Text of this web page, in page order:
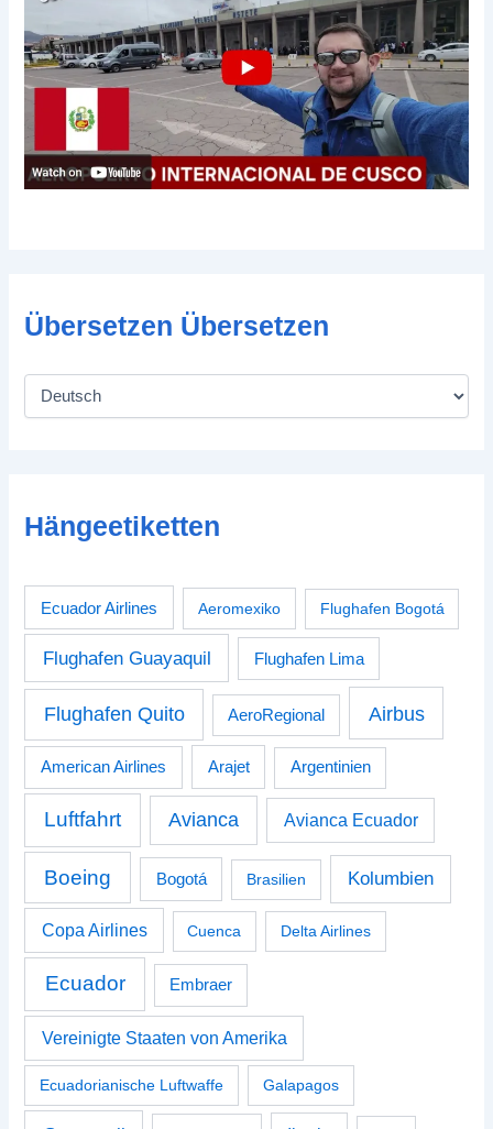
Übersetzen Übersetzen
Hängeetiketten
Ecuador Airlines Aeromexiko Flughafen Bogotá
Flughafen Guayaquil Flughafen Lima
Flughafen Quito AeroRegional Airbus
American Airlines Arajet Argentinien
Luftfahrt Avianca Avianca Ecuador
Boeing Bogotá Brasilien Kolumbien
Copa Airlines Cuenca Delta Airlines
Ecuador Embraer
Vereinigte Staaten von Amerika
Ecuadorianische Luftwaffe Galapagos